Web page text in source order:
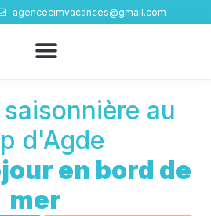
agencecimvacances@gmail.com
au
d'Agde
en bord de
mer